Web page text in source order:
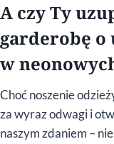
A czy Ty
garderobę
w
Choć noszenie
za wyraz odwagi i
naszym zdaniem –